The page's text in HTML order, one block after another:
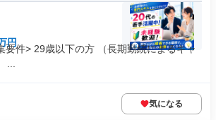
円
要件> 29歳以下の方 （長期勤続によるキャ
...
気になる